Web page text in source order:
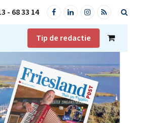
- 68 33 14 FacebookLinkedInInstagram
RSS
Tip de redactie
Shopping
Cart